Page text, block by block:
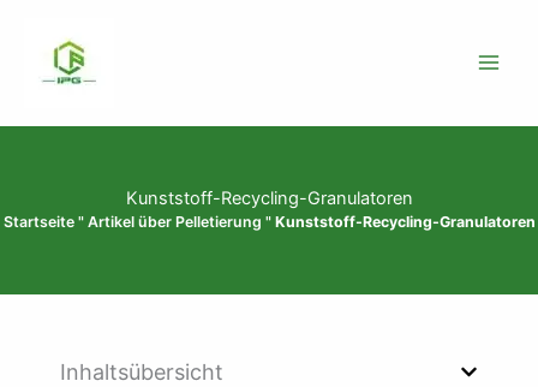
springen
Kunststoff-Recycling-Granulatoren
Startseite" Artikel über Pelletierung " Kunststoff-Recycling-Granulatoren
Inhaltsübersicht